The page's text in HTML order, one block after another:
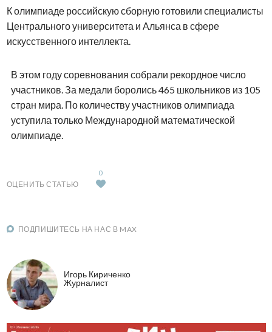
К олимпиаде российскую сборную готовили специалисты
Центрального университета и Альянса в сфере
искусственного интеллекта.
В этом году соревнования собрали рекордное число
участников. За медали боролись 465 школьников из 105
стран мира. По количеству участников олимпиада
уступила только Международной математической
олимпиаде.
ОЦЕНИТЬ СТАТЬЮ
0
ПОДПИШИТЕСЬ НА НАС В MAX
Игорь Кириченко
Журналист